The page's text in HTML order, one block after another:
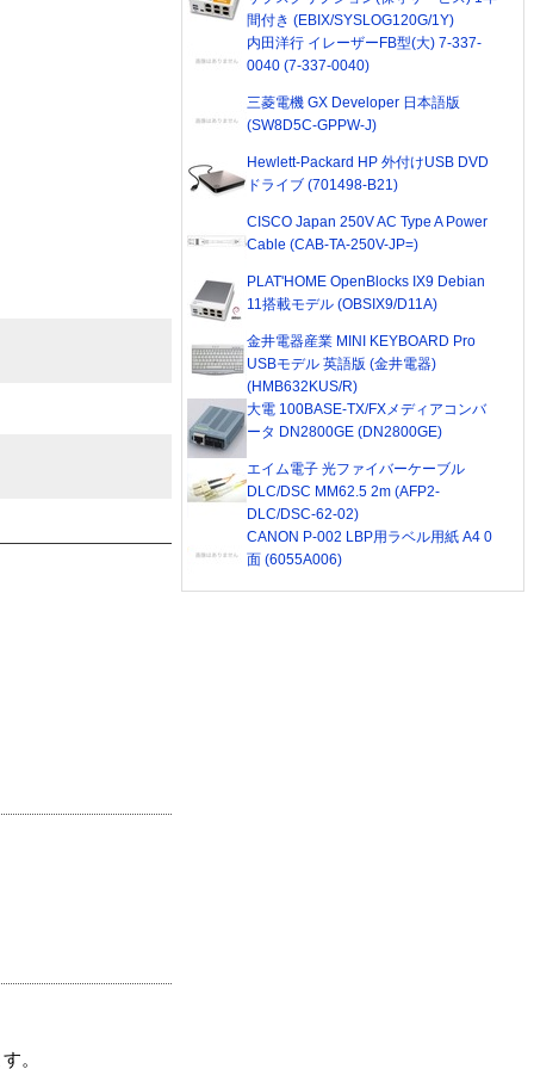
。
間付き (EBIX/SYSLOG120G/1Y)
内田洋行 イレーザーFB型(大) 7-337-
0040 (7-337-0040)
三菱電機 GX Developer 日本語版
(SW8D5C-GPPW-J)
Hewlett-Packard HP 外付けUSB DVD
ドライブ (701498-B21)
CISCO Japan 250V AC Type A Power
Cable (CAB-TA-250V-JP=)
PLAT'HOME OpenBlocks IX9 Debian
11搭載モデル (OBSIX9/D11A)
金井電器産業 MINI KEYBOARD Pro
USBモデル 英語版 (金井電器)
(HMB632KUS/R)
大電 100BASE-TX/FXメディアコンバ
ータ DN2800GE (DN2800GE)
エイム電子 光ファイバーケーブル
DLC/DSC MM62.5 2m (AFP2-
DLC/DSC-62-02)
CANON P-002 LBP用ラベル用紙 A4 0
面 (6055A006)